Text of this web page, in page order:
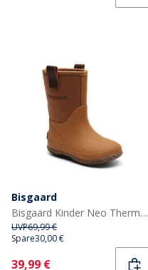
Bisgaard
Bisgaard Kinder Neo Thermo Gummistiefel Kamel
UVP69,99 €
Spare30,00 €
Current
39,99 €